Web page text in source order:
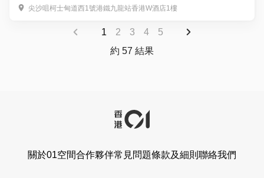
尖沙咀柯士甸道西1號港鐵九龍站香港W酒店1樓
1 2 3 4
5
約 57 結果
關於01空間合作夥伴常見問題條款及細則 聯絡我們